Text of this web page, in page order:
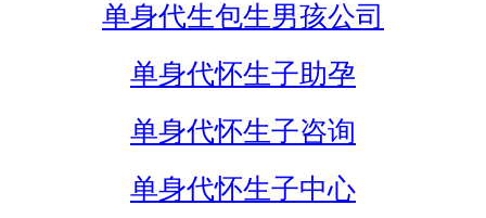
单身代生包生男孩公司
单身代怀生子助孕
单身代怀生子咨询
单身代怀生子中心